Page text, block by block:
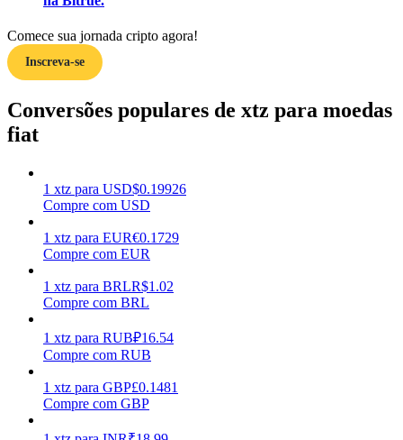
Ganhar
Ganhe recompensas competitivas diariamente
Estacamento
Comece sua jornada cripto agora!
Inscreva-se
Conversões populares de xtz para moedas
fiat
1 xtz para USD$0.19926
Compre com USD
1 xtz para EUR€0.1729
Compre com EUR
1 xtz para BRLR$1.02
Compre com BRL
1 xtz para RUB₽16.54
Compre com RUB
1 xtz para GBP£0.1481
Compre com GBP